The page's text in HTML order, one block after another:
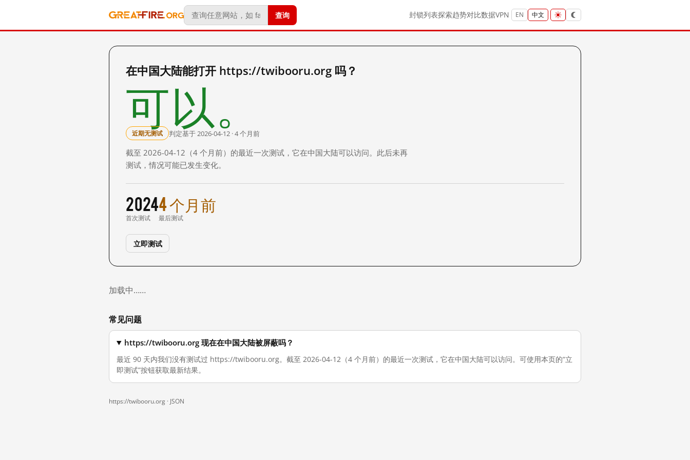
查询 封锁列表探索趋势对比数据VPN EN 中文
在中国大陆能打开 https://twibooru.org 吗？
可以。
近期无测试 判定基于 2026-04-12 · 4 个月前
截至 2026-04-12（4 个月前）的最近一次测试，它在中国大陆可以访问。此后未再
测试，情况可能已发生变化。
2024
首次测试
4 个月前
最后测试
立即测试
加载中……
常见问题
https://twibooru.org 现在在中国大陆被屏蔽吗？
最近 90 天内我们没有测试过 https://twibooru.org。截至 2026-04-12（4 个月前）的最近一次测试，它在中国大陆可以访问。可使用本页的“立
即测试”按钮获取最新结果。
https://twibooru.org · JSON